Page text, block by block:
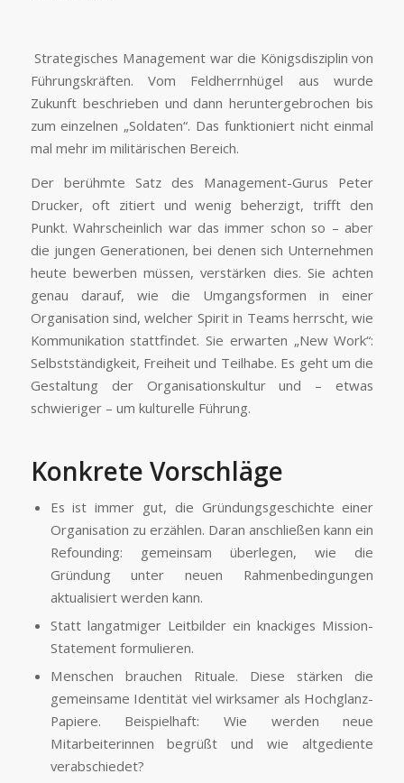
Strategisches Management war die Königsdisziplin von
Führungskräften. Vom Feldherrnhügel aus wurde
Zukunft beschrieben und dann heruntergebrochen bis
zum einzelnen „Soldaten“. Das funktioniert nicht einmal
mal mehr im militäri­schen Bereich.
Der berühmte Satz des Management-Gurus Peter
Drucker, oft zitiert und wenig beherzigt, trifft den
Punkt. Wahrscheinlich war das immer schon so – aber
die jungen Generationen, bei denen sich Unternehmen
heute bewerben müssen, verstärken dies. Sie achten
genau darauf, wie die Umgangsformen in einer
Organisation sind, welcher Spirit in Teams herrscht, wie
Kommunikation stattfindet. Sie erwarten „New Work“:
Selbstständigkeit, Freiheit und Teilhabe. Es geht um die
Gestaltung der Organisationskultur und – etwas
schwieriger – um kulturelle Führung.
Konkrete Vorschläge
Es ist immer gut, die Gründungsgeschichte einer
Organisation zu erzählen. Daran anschließen kann ein
Refounding: gemeinsam überlegen, wie die
Gründung unter neuen Rahmen­bedingungen
aktualisiert werden kann.
Statt langatmiger Leitbilder ein knackiges Mission-
Statement formulieren.
Menschen brauchen Rituale. Diese stärken die
gemeinsame Identität viel wirksamer als Hoch­glanz-
Papiere. Beispielhaft: Wie werden neue
Mitarbeiterinnen begrüßt und wie altgediente
verabschiedet?